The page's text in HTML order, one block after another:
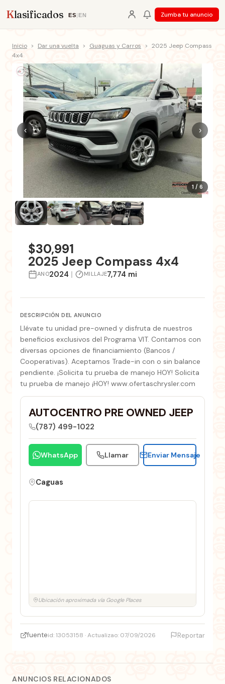
Klasificados ES| EN Zumba tu anuncio
Inicio > Dar una vuelta > Guaguas y Carros > 2025 Jeep Compass
4x4
1 / 6
‹ ›
$30,991
2025 Jeep Compass 4x4
ANO2024 | MILLAJE7,774 mi
DESCRIPCIÓN DEL ANUNCIO
Llévate tu unidad pre-owned y disfruta de nuestros
beneficios exclusivos del Programa VIT. Contamos con
diversas opciones de financiamiento (Bancos /
Cooperativas). Aceptamos Trade-in con o sin balance
pendiente. ¡Solicita tu prueba de manejo HOY! Solicita
tu prueba de manejo ¡HOY! www.ofertaschrysler.com
AUTOCENTRO PRE OWNED JEEP
(787) 499-1022
WhatsApp Llamar Enviar Mensaje
Caguas
Ubicación aproximada vía Google Places
fuenteid: 13053158 · Actualizao: 07/09/2026 Reportar
ANUNCIOS RELACIONADOS